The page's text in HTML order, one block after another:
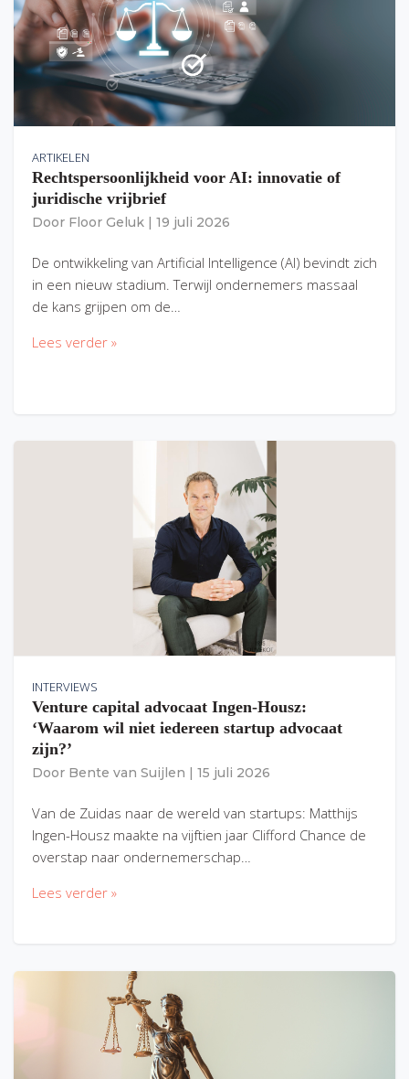
ARTIKELEN
Rechtspersoonlijkheid voor AI: innovatie of
juridische vrijbrief
Door Floor Geluk 19 juli 2026
De ontwikkeling van Artificial Intelligence (AI) bevindt zich
in een nieuw stadium. Terwijl ondernemers massaal
de kans grijpen om de…
Lees verder »
INTERVIEWS
Venture capital advocaat Ingen-Housz:
‘Waarom wil niet iedereen startup advocaat
zijn?’
Door Bente van Suijlen 15 juli 2026
Van de Zuidas naar de wereld van startups: Matthijs
Ingen-Housz maakte na vijftien jaar Clifford Chance de
overstap naar ondernemerschap…
Lees verder »